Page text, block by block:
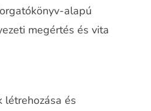
alapú
megértés és vita
létrehozása és